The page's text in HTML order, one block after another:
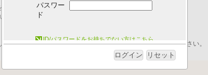
利用いただくためには、以下の動作環境が必要です。
ただいた場合、動作に不具合が発生する可能性がございます。
pdfファイル）を発行いたしました。ログイン後にご取得ください。
パスワー
ド
ID/パスワードをお持ちでない方はこちら
ログイン リセット